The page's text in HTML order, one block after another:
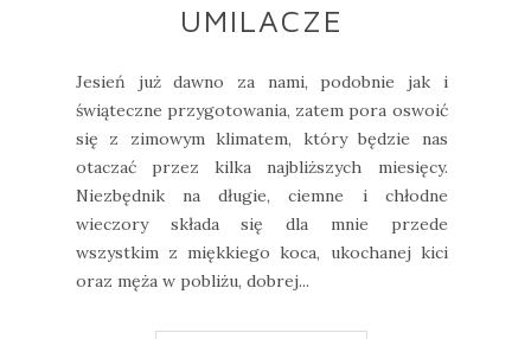
UMILACZE
Jesień już dawno za nami, podobnie jak i
świąteczne przygotowania, zatem pora oswoić
się z zimowym klimatem, który będzie nas
otaczać przez kilka najbliższych miesięcy.
Niezbędnik na długie, ciemne i chłodne
wieczory składa się dla mnie przede
wszystkim z miękkiego koca, ukochanej kici
oraz męża w pobliżu, dobrej...